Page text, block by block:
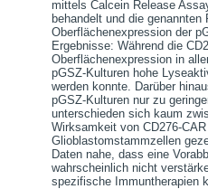
mittels Calcein Release
behandelt und die
Oberflächenexpression der
Ergebnisse: Während die
Oberflächenexpression in
pGSZ-Kulturen hohe
werden konnte. Darüber
pGSZ-Kulturen nur zu
unterschieden sich kaum
Wirksamkeit von CD276-
Glioblastomstammzellen
Daten nahe, dass eine
wahrscheinlich nicht
spezifische Immuntherapien